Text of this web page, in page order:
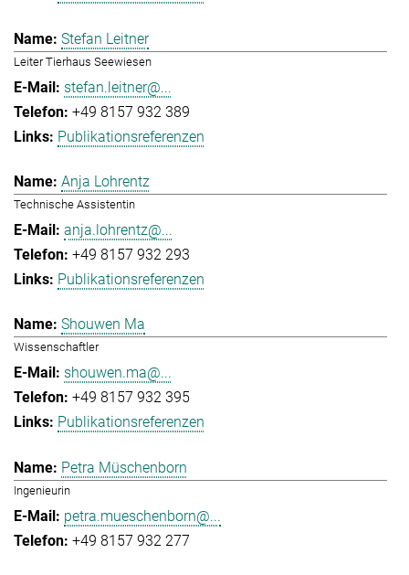
Stefan Leitner
Leiter Tierhaus Seewiesen
stefan.leitner@...
+49 8157 932 389
Publikationsreferenzen
Anja Lohrentz
Technische Assistentin
anja.lohrentz@...
+49 8157 932 293
Publikationsreferenzen
Shouwen Ma
Wissenschaftler
shouwen.ma@...
+49 8157 932 395
Publikationsreferenzen
Petra Müschenborn
Ingenieurin
petra.mueschenborn@...
+49 8157 932 277